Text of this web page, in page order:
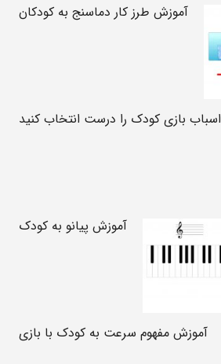
آموزش طرز کار دماسنج به کودکان
اسباب بازی کودک را درست انتخاب کنید
آموزش پیانو به کودک
آموزش مفهوم سرعت به کودک با بازی